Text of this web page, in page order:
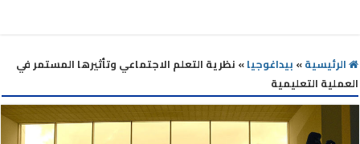
الرئيسية» بيداغوجيا» نظرية التعلم الاجتماعي وتأثيرها المستمر في
العملية التعليمية